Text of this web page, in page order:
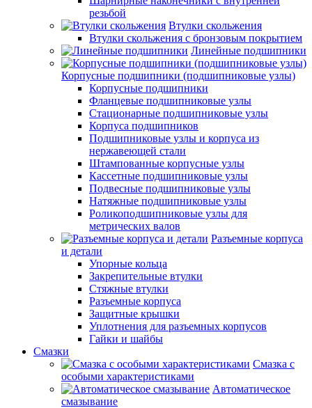
резьбой
Втулки скольжения
Втулки скольжения с бронзовым покрытием
Линейные подшипники
Корпусные подшипники (подшипниковые узлы)
Корпусные подшипники
Фланцевые подшипниковые узлы
Стационарные подшипниковые узлы
Корпуса подшипников
Подшипниковые узлы и корпуса из
нержавеющей стали
Штампованные корпусные узлы
Кассетные подшипниковые узлы
Подвесные подшипниковые узлы
Натяжные подшипниковые узлы
Роликоподшипниковые узлы для
метрических валов
Разъемные корпуса
и детали
Упорные кольца
Закрепительные втулки
Стяжные втулки
Разъемные корпуса
Защитные крышки
Уплотнения для разъемных корпусов
Гайки и шайбы
Смазки
Смазка с
особыми характеристиками
Автоматическое
смазывание